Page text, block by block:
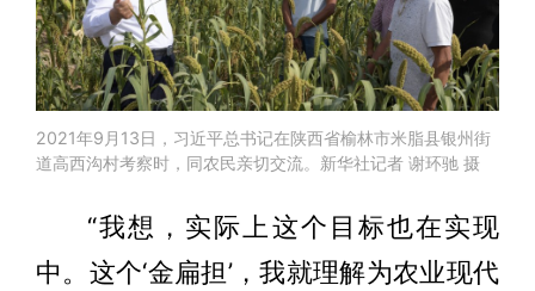
2021年9月13日，习近平总书记在陕西省榆林市米脂县银州街
道高西沟村考察时，同农民亲切交流。新华社记者 谢环驰 摄
“我想，实际上这个目标也在实现
中。这个‘金扁担’，我就理解为农业现代